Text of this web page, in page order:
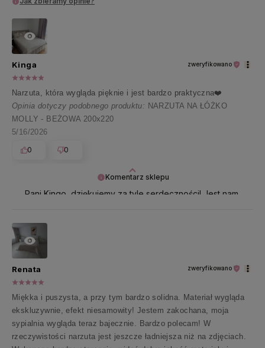
Komentarz sklepu
Pani Kingo, dziękujemy za tyle serdeczności! Jest nam
Kinga zweryfikowano
Narzuta, która wygląda pięknie i jest bardzo praktyczna❤️
Opinia dotyczy podobnego produktu: NARZUTA NA ŁÓŻKO
MOLLY - BEŻOWA 200x220
5/16/2026
0
0
Renata zweryfikowano
Miękka i puszysta, a przy tym bardzo solidna. Materiał wygląda
ekskluzywnie, efekt niesamowity! Jestem zakochana, moja
sypialnia wygląda teraz bajecznie. Bardzo polecam! W
rzeczywistości narzuta jest jeszcze ładniejsza niż na zdjęciach.